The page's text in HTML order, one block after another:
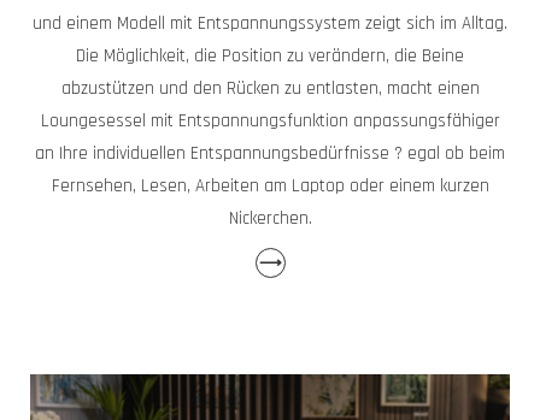
und einem Modell mit Entspannungssystem zeigt sich im Alltag.
Die Möglichkeit, die Position zu verändern, die Beine
abzustützen und den Rücken zu entlasten, macht einen
Loungesessel mit Entspannungsfunktion anpassungsfähiger
an Ihre individuellen Entspannungsbedürfnisse ? egal ob beim
Fernsehen, Lesen, Arbeiten am Laptop oder einem kurzen
Nickerchen.
⟶